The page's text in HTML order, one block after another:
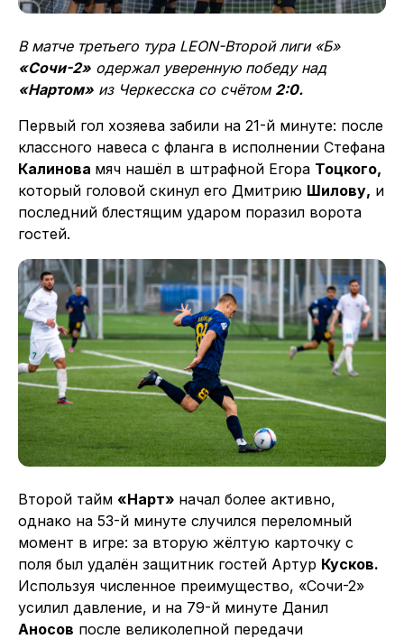
В матче третьего тура LEON-Второй лиги «Б»
«Сочи-2» одержал уверенную победу над
«Нартом» из Черкесска со счётом 2:0.
Первый гол хозяева забили на 21-й минуте: после
классного навеса с фланга в исполнении Стефана
Калинова мяч нашёл в штрафной Егора Тоцкого,
который головой скинул его Дмитрию Шилову, и
последний блестящим ударом поразил ворота
гостей.
Второй тайм «Нарт» начал более активно,
однако на 53-й минуте случился переломный
момент в игре: за вторую жёлтую карточку с
поля был удалён защитник гостей Артур Кусков.
Используя численное преимущество, «Сочи-2»
усилил давление, и на 79-й минуте Данил
Аносов после великолепной передачи